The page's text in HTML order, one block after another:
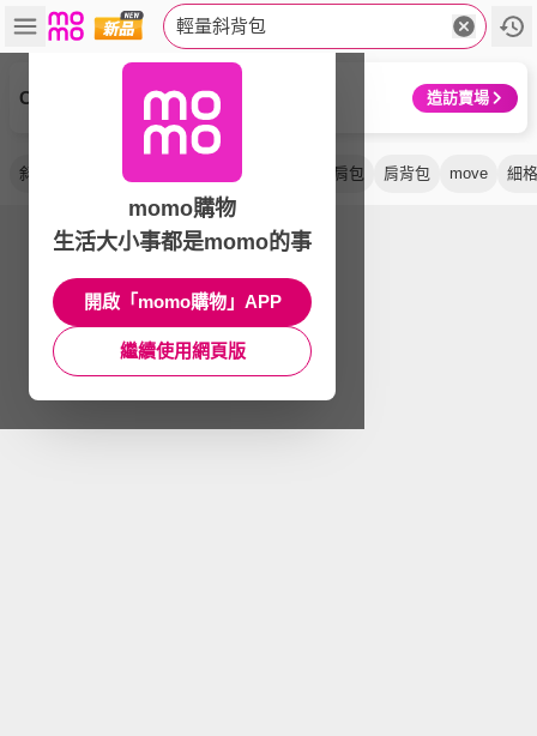
輕量斜背包
COACH 造訪賣場
斜背包 防潑水 尼龍 單肩包 肩背包 move 細
momo購物
生活大小事都是momo的事
開啟「momo購物」APP
繼續使用網頁版